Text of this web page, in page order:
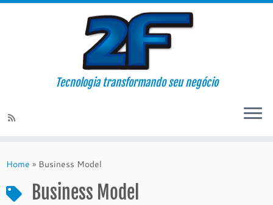
Tecnologia transformando seu negócio
Home » Business Model
Business Model